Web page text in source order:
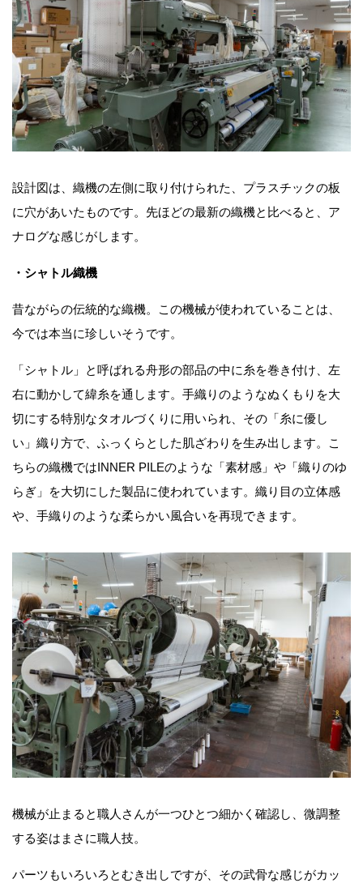
設計図は、織機の左側に取り付けられた、プラスチックの板
に穴があいたものです。先ほどの最新の織機と比べると、ア
ナログな感じがします。
・シャトル織機
昔ながらの伝統的な織機。この機械が使われていることは、
今では本当に珍しいそうです。
「シャトル」と呼ばれる舟形の部品の中に糸を巻き付け、左
右に動かして緯糸を通します。手織りのようなぬくもりを大
切にする特別なタオルづくりに用いられ、その「糸に優し
い」織り方で、ふっくらとした肌ざわりを生み出します。こ
ちらの織機ではINNER PILEのような「素材感」や「織りのゆ
らぎ」を大切にした製品に使われています。織り目の立体感
や、手織りのような柔らかい風合いを再現できます。
​​機械が止まると職人さんが一つひとつ細かく確認し、微調整
する姿はまさに職人技。
パーツもいろいろとむき出しですが、その武骨な感じがカッ